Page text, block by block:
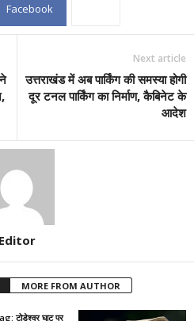
Facebook
Next article
उत्तराखंड में अब पार्किंग की समस्या होगी
दूर टनल पार्किंग का निर्माण, कैबिनेट के
आदेश
Editor
MORE FROM AUTHOR
टोड़ेश्वर घाट पर